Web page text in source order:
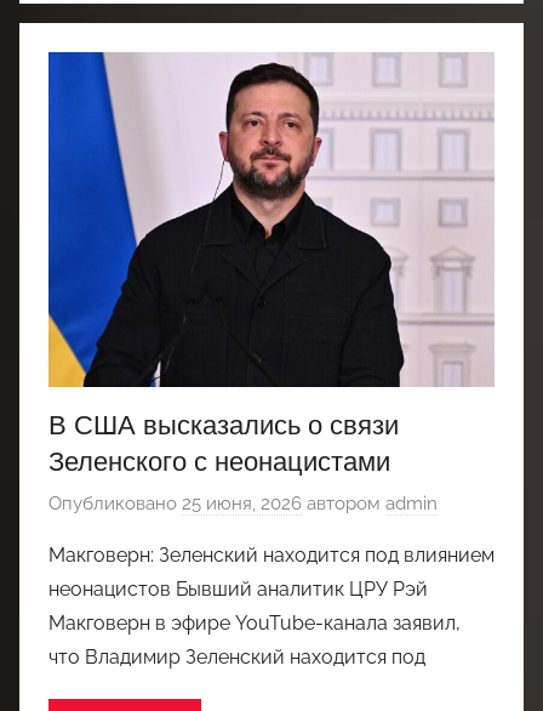
В США высказались о связи
Зеленского с неонацистами
Опубликовано 25 июня, 2026 автором admin
Макговерн: Зеленский находится под влиянием
неонацистов Бывший аналитик ЦРУ Рэй
Макговерн в эфире YouTube-канала заявил,
что Владимир Зеленский находится под